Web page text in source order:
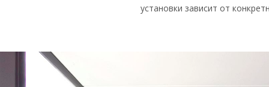
установки зависит от